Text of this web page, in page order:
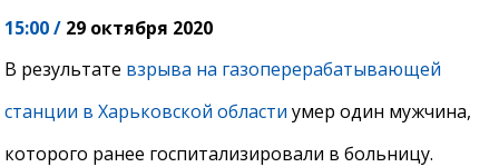
15:00 / 29 октября 2020
В результате взрыва на газоперерабатывающей
станции в Харьковской области умер один мужчина,
которого ранее госпитализировали в больницу.